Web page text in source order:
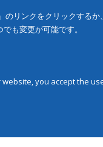
リンクをクリックする
も変更が可能です。
you accept the